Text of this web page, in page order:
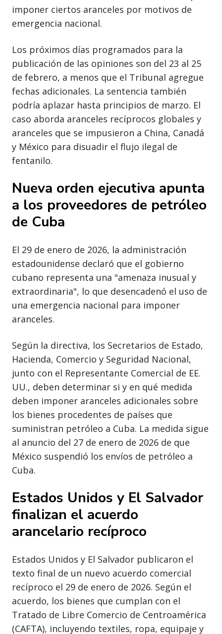
imponer ciertos aranceles por motivos de
emergencia nacional.
Los próximos días programados para la
publicación de las opiniones son del 23 al 25
de febrero, a menos que el Tribunal agregue
fechas adicionales. La sentencia también
podría aplazar hasta principios de marzo. El
caso aborda aranceles recíprocos globales y
aranceles que se impusieron a China, Canadá
y México para disuadir el flujo ilegal de
fentanilo.
Nueva orden ejecutiva apunta
a los proveedores de petróleo
de Cuba
El 29 de enero de 2026, la administración
estadounidense declaró que el gobierno
cubano representa una "amenaza inusual y
extraordinaria", lo que desencadenó el uso de
una emergencia nacional para imponer
aranceles.
Según la directiva, los Secretarios de Estado,
Hacienda, Comercio y Seguridad Nacional,
junto con el Representante Comercial de EE.
UU., deben determinar si y en qué medida
deben imponer aranceles adicionales sobre
los bienes procedentes de países que
suministran petróleo a Cuba. La medida sigue
al anuncio del 27 de enero de 2026 de que
México suspendió los envíos de petróleo a
Cuba.
Estados Unidos y El Salvador
finalizan el acuerdo
arancelario recíproco
Estados Unidos y El Salvador publicaron el
texto final de un nuevo acuerdo comercial
recíproco el 29 de enero de 2026. Según el
acuerdo, los bienes que cumplan con el
Tratado de Libre Comercio de Centroamérica
(CAFTA), incluyendo textiles, ropa, equipaje y